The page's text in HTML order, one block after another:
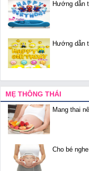
Hướng dẫn
Hướng dẫn
MẸ THÔNG THÁI
Mang thai
Cho bé